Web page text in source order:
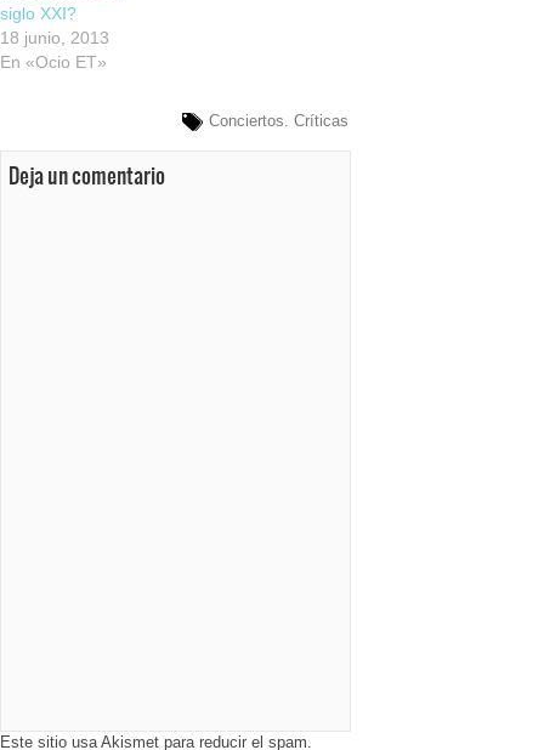
siglo XXI?
18 junio, 2013
En «Ocio ET»
Conciertos. Críticas
Deja un comentario
Este sitio usa Akismet para reducir el spam.